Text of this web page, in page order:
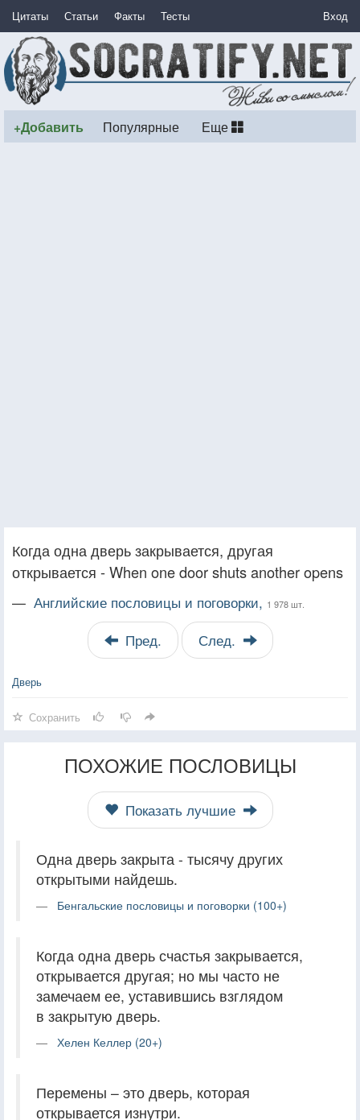
Цитаты Статьи Факты Тесты Вход
+Добавить Популярные Еще
Когда одна дверь закрывается, другая
открывается - When one door shuts another opens
— Английские пословицы и поговорки, 1 978 шт.
Пред. След.
Дверь
Сохранить
ПОХОЖИЕ ПОСЛОВИЦЫ
Показать лучшие
Одна дверь закрыта - тысячу других
открытыми найдешь.
Бенгальские пословицы и поговорки (100+)
Когда одна дверь счастья закрывается,
открывается другая; но мы часто не
замечаем ее, уставившись взглядом
в закрытую дверь.
Хелен Келлер (20+)
Перемены – это дверь, которая
открывается изнутри.